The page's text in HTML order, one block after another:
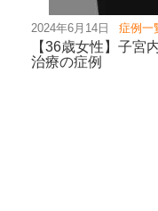
2024年6月14日 症例一
【36歳女性】子宮
治療の症例